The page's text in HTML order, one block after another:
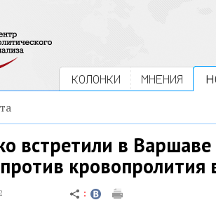
КОЛОНКИ МНЕНИЯ
встретили в
кровопролития